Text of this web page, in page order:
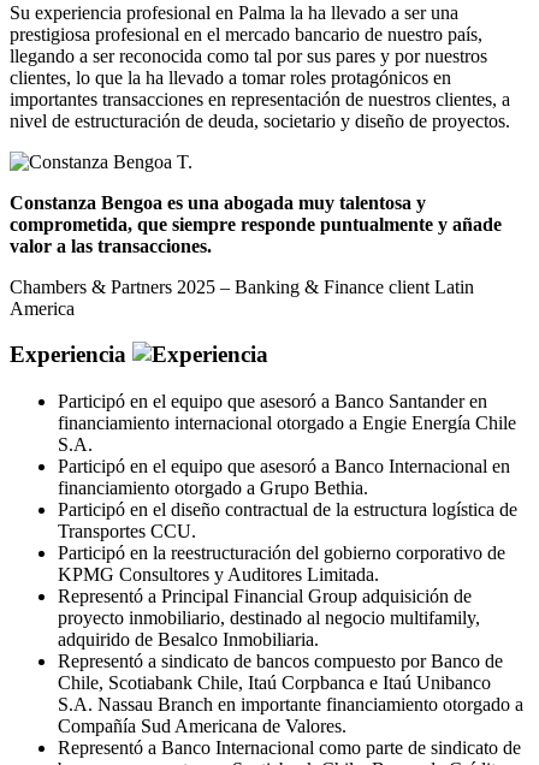
Su experiencia profesional en Palma la ha llevado a ser una
prestigiosa profesional en el mercado bancario de nuestro país,
llegando a ser reconocida como tal por sus pares y por nuestros
clientes, lo que la ha llevado a tomar roles protagónicos en
importantes transacciones en representación de nuestros clientes, a
nivel de estructuración de deuda, societario y diseño de proyectos.
Constanza Bengoa es una abogada muy talentosa y
comprometida, que siempre responde puntualmente y añade
valor a las transacciones.
Chambers & Partners 2025 – Banking & Finance client Latin
America
Experiencia
Participó en el equipo que asesoró a Banco Santander en
financiamiento internacional otorgado a Engie Energía Chile
S.A.
Participó en el equipo que asesoró a Banco Internacional en
financiamiento otorgado a Grupo Bethia.
Participó en el diseño contractual de la estructura logística de
Transportes CCU.
Participó en la reestructuración del gobierno corporativo de
KPMG Consultores y Auditores Limitada.
Representó a Principal Financial Group adquisición de
proyecto inmobiliario, destinado al negocio multifamily,
adquirido de Besalco Inmobiliaria.
Representó a sindicato de bancos compuesto por Banco de
Chile, Scotiabank Chile, Itaú Corpbanca e Itaú Unibanco
S.A. Nassau Branch en importante financiamiento otorgado a
Compañía Sud Americana de Valores.
Representó a Banco Internacional como parte de sindicato de